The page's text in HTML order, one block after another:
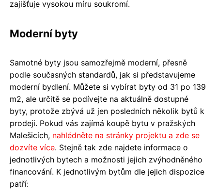
zajišťuje vysokou míru soukromí.
Moderní byty
Samotné byty jsou samozřejmě moderní, přesně
podle současných standardů, jak si představujeme
moderní bydlení. Můžete si vybírat byty od 31 po 139
m2, ale určitě se podívejte na aktuálně dostupné
byty, protože zbývá už jen posledních několik bytů k
prodeji. Pokud vás zajímá koupě bytu v pražských
Malešicích, nahlédněte na stránky projektu a zde se
dozvíte více. Stejně tak zde najdete informace o
jednotlivých bytech a možnosti jejich zvýhodněného
financování. K jednotlivým bytům dle jejich dispozice
patří: